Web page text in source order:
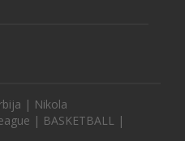
| Nikola
| BASKETBALL |